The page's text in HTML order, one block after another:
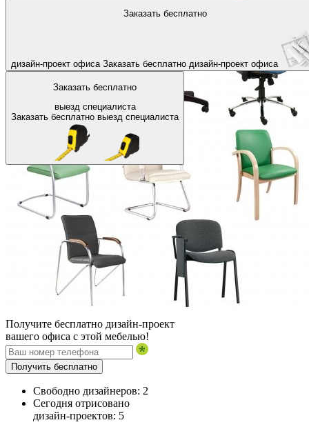
Заказать бесплатно
дизайн-проект офиса Заказать бесплатно дизайн-проект офиса
Заказать бесплатно
выезд специалиста
Заказать бесплатно выезд специалиста
Получите бесплатно дизайн-проект
вашего офиса с этой мебелью!
Получить бесплатно
Свободно дизайнеров: 2
Сегодня отрисовано
дизайн-проектов: 5